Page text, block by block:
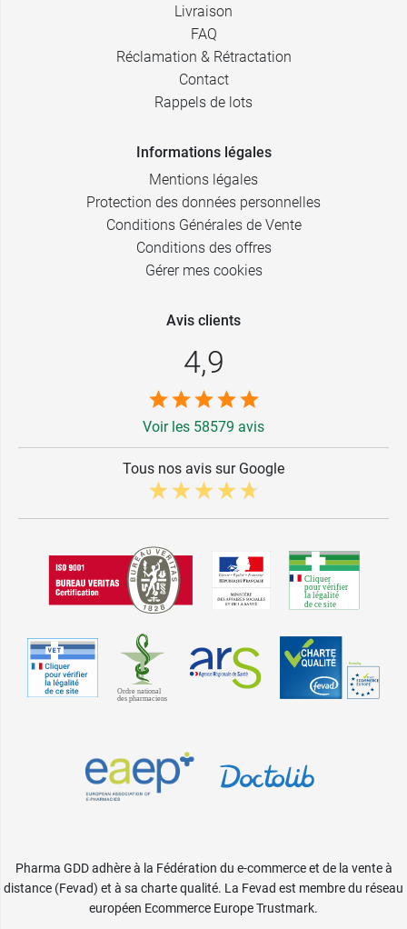
Livraison
FAQ
Réclamation & Rétractation
Contact
Rappels de lots
Informations légales
Mentions légales
Protection des données personnelles
Conditions Générales de Vente
Conditions des offres
Gérer mes cookies
Avis clients
4,9
Voir les 58579 avis
Tous nos avis sur Google
Pharma GDD adhère à la Fédération du e-commerce et de la vente à
distance (Fevad) et à sa charte qualité. La Fevad est membre du réseau
européen Ecommerce Europe Trustmark.